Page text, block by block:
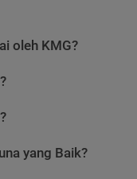
oleh KMG?
yang Baik?